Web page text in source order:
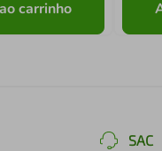
carrinho
SAC